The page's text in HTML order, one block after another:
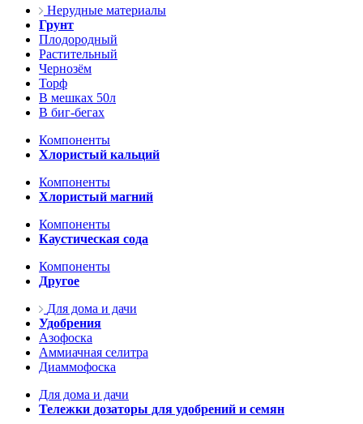
Нерудные материалы
Грунт
Плодородный
Растительный
Чернозём
Торф
В мешках 50л
В биг-бегах
Компоненты
Хлористый кальций
Компоненты
Хлористый магний
Компоненты
Каустическая сода
Компоненты
Другое
Для дома и дачи
Удобрения
Азофоска
Аммиачная селитра
Диаммофоска
Для дома и дачи
Тележки дозаторы для удобрений и семян